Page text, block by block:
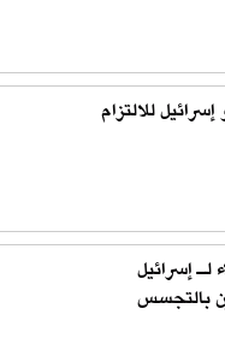
للالتزام
لـ إسرائيل
بالتجسس